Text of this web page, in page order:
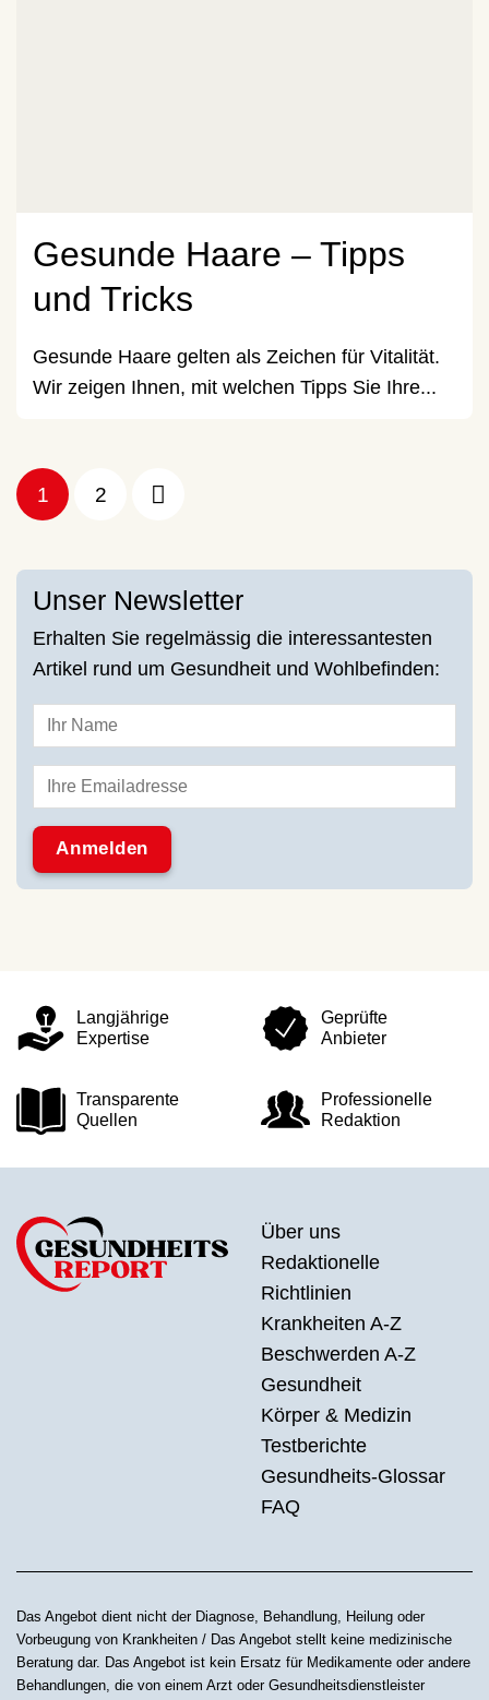
Gesunde Haare – Tipps
und Tricks
Gesunde Haare gelten als Zeichen für Vitalität.
Wir zeigen Ihnen, mit welchen Tipps Sie Ihre...
1 2
Unser Newsletter
Erhalten Sie regelmässig die interessantesten
Artikel rund um Gesundheit und Wohlbefinden:
Langjährige
Expertise
Geprüfte
Anbieter
Transparente
Quellen
Professionelle
Redaktion
Über uns
Redaktionelle
Richtlinien
Krankheiten A-Z
Beschwerden A-Z
Gesundheit
Körper & Medizin
Testberichte
Gesundheits-Glossar
FAQ
Das Angebot dient nicht der Diagnose, Behandlung, Heilung oder
Vorbeugung von Krankheiten / Das Angebot stellt keine medizinische
Beratung dar. Das Angebot ist kein Ersatz für Medikamente oder andere
Behandlungen, die von einem Arzt oder Gesundheitsdienstleister